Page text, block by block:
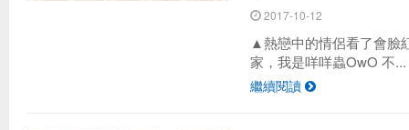
2017-10-12
▲熱戀中的情侶看了會臉
家，我是咩咩蟲OwO 不...
繼續閱讀